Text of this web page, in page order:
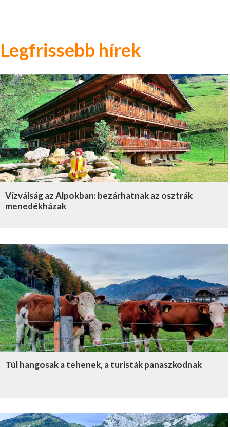
Legfrissebb hírek
Vízválság az Alpokban: bezárhatnak az osztrák
menedékházak
Túl hangosak a tehenek, a turisták panaszkodnak